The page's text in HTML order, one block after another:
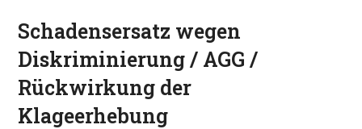
Schadensersatz wegen
Diskriminierung / AGG /
Rückwirkung der
Klageerhebung